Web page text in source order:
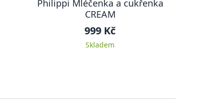
Philippi Mléčenka a cukřenka
CREAM
999 Kč
Skladem